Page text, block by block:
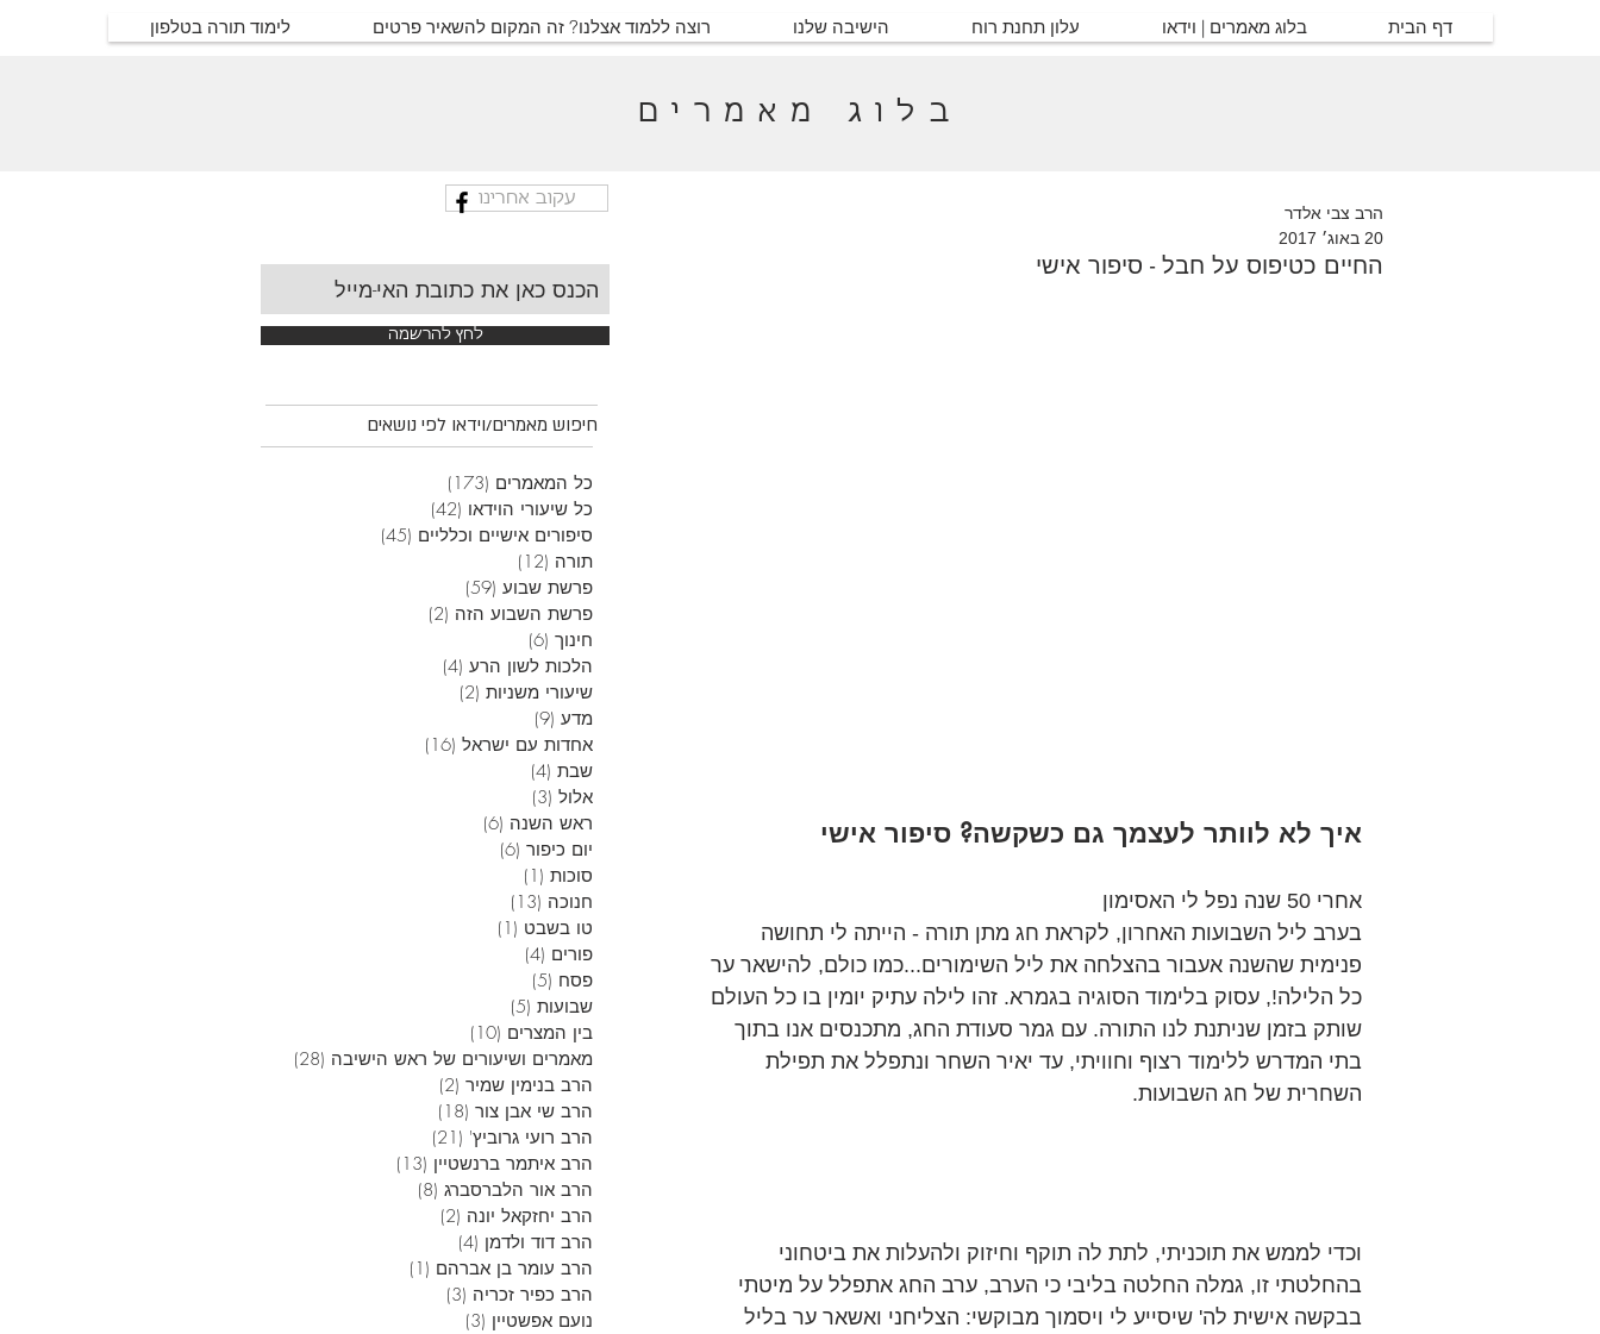
דף הבית בלוג מאמרים | וידאו עלון תחנת רוח הישיבה שלנו רוצה ללמוד אצלנו? זה המקום להשאיר פרטים לימוד תורה בטלפון
בלוג מאמרים
עקוב אחרינו
לחץ להרשמה
חיפוש מאמרים/וידאו לפי נושאים
כל המאמרים (173)
כל שיעורי הוידאו (42)
סיפורים אישיים וכלליים (45)
תורה (12)
פרשת שבוע (59)
פרשת השבוע הזה (2)
חינוך (6)
הלכות לשון הרע (4)
שיעורי משניות (2)
מדע (9)
אחדות עם ישראל (16)
שבת (4)
אלול (3)
ראש השנה (6)
יום כיפור (6)
סוכות (1)
חנוכה (13)
טו בשבט (1)
פורים (4)
פסח (5)
שבועות (5)
בין המצרים (10)
מאמרים ושיעורים של ראש הישיבה (28)
הרב בנימין שמיר (2)
הרב שי אבן צור (18)
הרב רועי גרוביץ' (21)
הרב איתמר ברנשטיין (13)
הרב אור הלברסברג (8)
הרב יחזקאל יונה (2)
הרב דוד ולדמן (4)
הרב עומר בן אברהם (1)
הרב כפיר זכריה (3)
נועם אפשטיין (3)
החיים כטיפוס על חבל - סיפור אישי
הרב צבי אלדר
20 באוג׳ 2017
איך לא לוותר לעצמך גם כשקשה? סיפור אישי
אחרי 50 שנה נפל לי האסימון
בערב ליל השבועות האחרון, לקראת חג מתן תורה - הייתה לי תחושה
פנימית שהשנה אעבור בהצלחה את ליל השימורים...כמו כולם, להישאר ער
כל הלילה!, עסוק בלימוד הסוגיה בגמרא. זהו לילה עתיק יומין בו כל העולם
שותק בזמן שניתנת לנו התורה. עם גמר סעודת החג, מתכנסים אנו בתוך
בתי המדרש ללימוד רצוף וחוויתי, עד יאיר השחר ונתפלל את תפילת
השחרית של חג השבועות.
וכדי לממש את תוכניתי, לתת לה תוקף וחיזוק ולהעלות את ביטחוני
בהחלטתי זו, גמלה החלטה בליבי כי הערב, ערב החג אתפלל על מיטתי
בבקשה אישית לה' שיסייע לי ויסמוך מבוקשי: הצליחני ואשאר ער בליל